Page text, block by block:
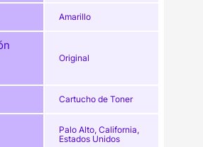
Amarillo
Original
Cartucho de Toner
Palo Alto, California,
Estados Unidos